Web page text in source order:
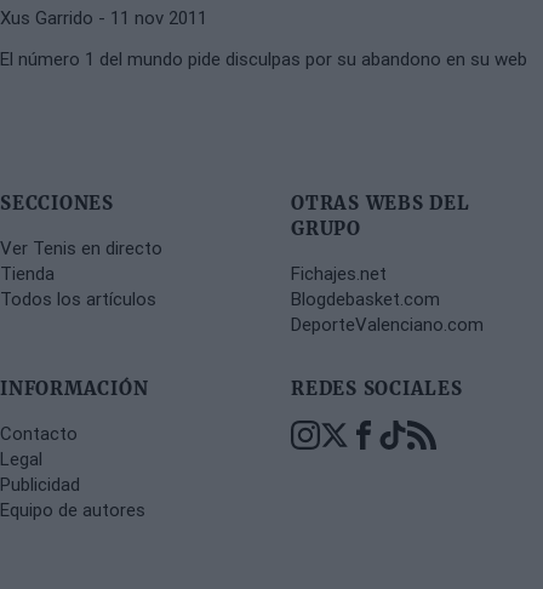
Xus Garrido - 11 nov 2011
El número 1 del mundo pide disculpas por su abandono en su web
SECCIONES
Ver Tenis en directo
Tienda
Todos los artículos
OTRAS WEBS DEL
GRUPO
Fichajes.net
Blogdebasket.com
DeporteValenciano.com
INFORMACIÓN
Contacto
Legal
Publicidad
Equipo de autores
REDES SOCIALES